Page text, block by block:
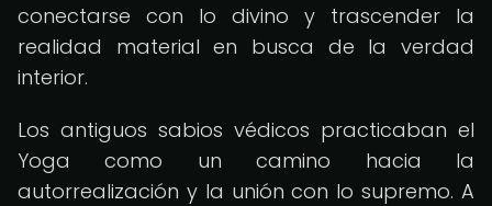
conectarse con lo divino y trascender la
realidad material en busca de la verdad
interior.
Los antiguos sabios védicos practicaban el
Yoga como un camino hacia la
autorrealización y la unión con lo supremo. A